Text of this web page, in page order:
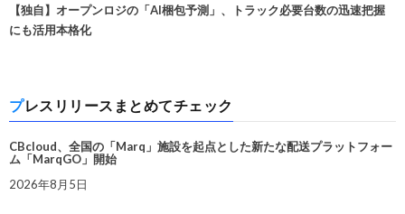
【独自】オープンロジの「AI梱包予測」、トラック必要台数の迅速把握
にも活用本格化
プレスリリースまとめてチェック
CBcloud、全国の「Marq」施設を起点とした新たな配送プラットフォー
ム「MarqGO」開始
2026年8月5日